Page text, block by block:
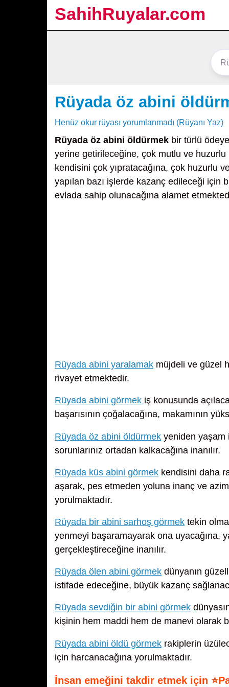
SahihRuyalar.com
Rüyada öz abini
Henüz okur rüyası yorumlanmadı (Rüyanı Yaz)
Rüyada öz abini öldürmek bir türlü
yerine getirileceğine, çok mutlu ve
kendisini çok yıpratacağına, çok huzurlu
yapılan bazı işlerde kazanç edileceği için
evlada sahip olunacağına alamet
Rüyada abini yaralamak müjdeli ve güzel
rivayet etmektedir.
Rüyada abini görmek iş konusunda
başarısının çoğalacağına, makamının
Rüyada öz abini öldürmek yeniden yaşam
sorunlarınız ortadan kalkacağına inanılır.
Rüyada küs abini görmek kendisini daha
aşarak, pes etmeden yoluna inanç ve
yorulmaktadır.
Rüyada bir abini sarhoş görmek tekin
yenmeyi başaramayarak ona uyacağına,
gerçekleştireceğine inanılır.
Rüyada ölen abini görmek dünyanın
istifade edeceğine, büyük kazanç
Rüyada sevdiğin bir abini görmek
kişinin hem maddi hem de manevi olarak
Rüyada abini öldü görmek rakiplerin
için harcanacağına yorulmaktadır.
İnsan emeğini takdir etmek için